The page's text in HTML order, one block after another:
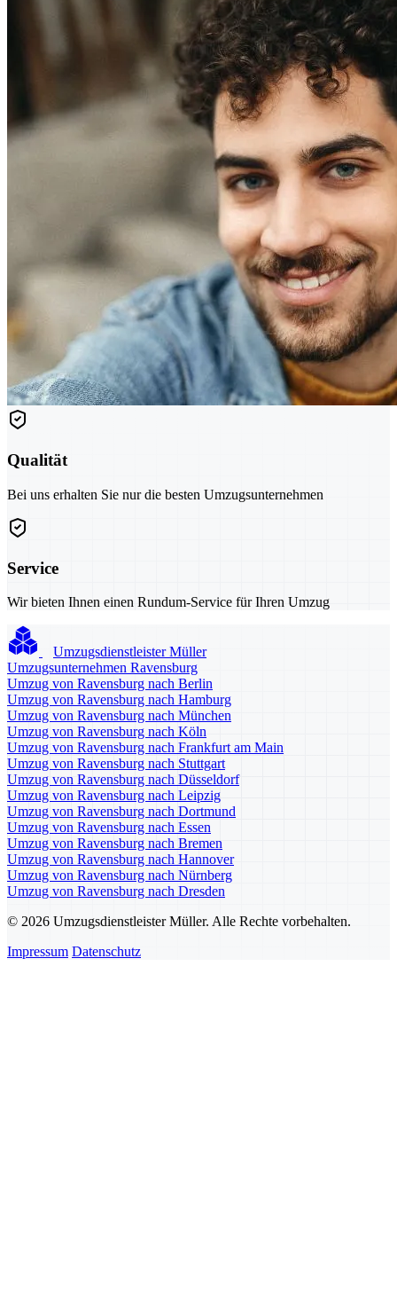
Qualität
Bei uns erhalten Sie nur die besten Umzugsunternehmen
Service
Wir bieten Ihnen einen Rundum-Service für Ihren Umzug
Umzugsdienstleister Müller
Umzugsunternehmen Ravensburg
Umzug von Ravensburg nach Berlin
Umzug von Ravensburg nach Hamburg
Umzug von Ravensburg nach München
Umzug von Ravensburg nach Köln
Umzug von Ravensburg nach Frankfurt am Main
Umzug von Ravensburg nach Stuttgart
Umzug von Ravensburg nach Düsseldorf
Umzug von Ravensburg nach Leipzig
Umzug von Ravensburg nach Dortmund
Umzug von Ravensburg nach Essen
Umzug von Ravensburg nach Bremen
Umzug von Ravensburg nach Hannover
Umzug von Ravensburg nach Nürnberg
Umzug von Ravensburg nach Dresden
© 2026 Umzugsdienstleister Müller. Alle Rechte vorbehalten.
Impressum Datenschutz